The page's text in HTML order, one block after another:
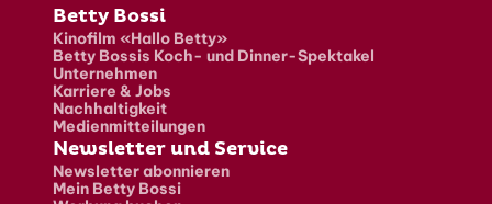
Fusszeile
Betty Bossi
Kinofilm «Hallo Betty»
Betty Bossis Koch- und Dinner-Spektakel
Unternehmen
Karriere & Jobs
Nachhaltigkeit
Medienmitteilungen
Newsletter und Service
Newsletter abonnieren
Mein Betty Bossi